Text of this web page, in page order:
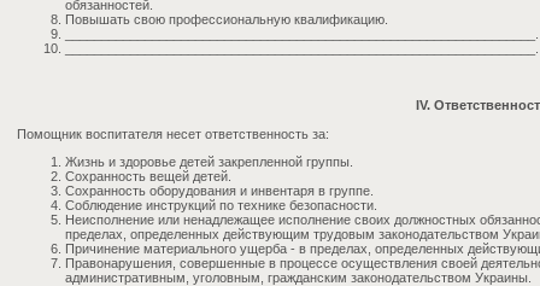
обязанностей.
Повышать свою профессиональную квалификацию.
IV.
Помощник воспитателя несет ответственность за:
Жизнь и здоровье детей закрепленной группы.
Сохранность вещей детей.
Сохранность оборудования и инвентаря в группе.
Соблюдение инструкций по технике безопасности.
Неисполнение или ненадлежащее исполнение своих должностных
пределах, определенных действующим трудовым законодательством
Причинение материального ущерба - в пределах, определенных
Правонарушения, совершенные в процессе осуществления своей
административным, уголовным, гражданским законодательством Украины.